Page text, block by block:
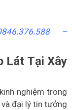
–
Lát Tại Xây
nghiệm trong
đại lý tin tưởng